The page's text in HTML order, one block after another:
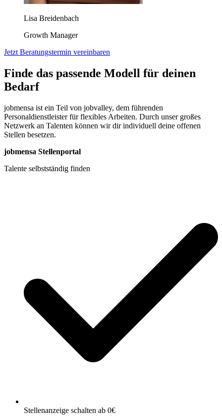
Lisa Breidenbach
Growth Manager
Jetzt Beratungstermin vereinbaren
Finde das passende Modell für deinen
Bedarf
jobmensa ist ein Teil von jobvalley, dem führenden
Personaldienstleister für flexibles Arbeiten. Durch unser großes
Netzwerk an Talenten können wir dir individuell deine offenen
Stellen besetzen.
jobmensa Stellenportal
Talente selbstständig finden
Stellenanzeige schalten ab 0€